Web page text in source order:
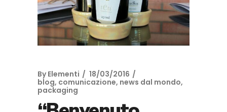
By Elementi
18/03/2016
blog, comunicazione, news dal mondo,
packaging